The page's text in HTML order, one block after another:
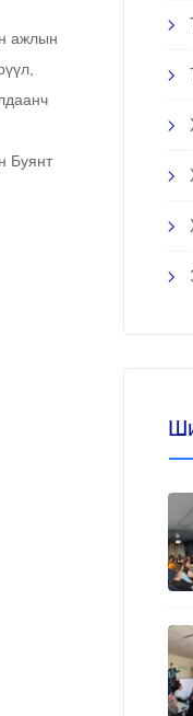
ажлын
Буянт